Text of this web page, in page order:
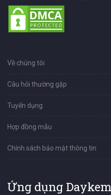
Về chúng tôi
Câu hỏi thường gặp
Tuyển dụng
Hợp đồng mẫu
Chính sách bảo mật thông tin
Ứng dụng